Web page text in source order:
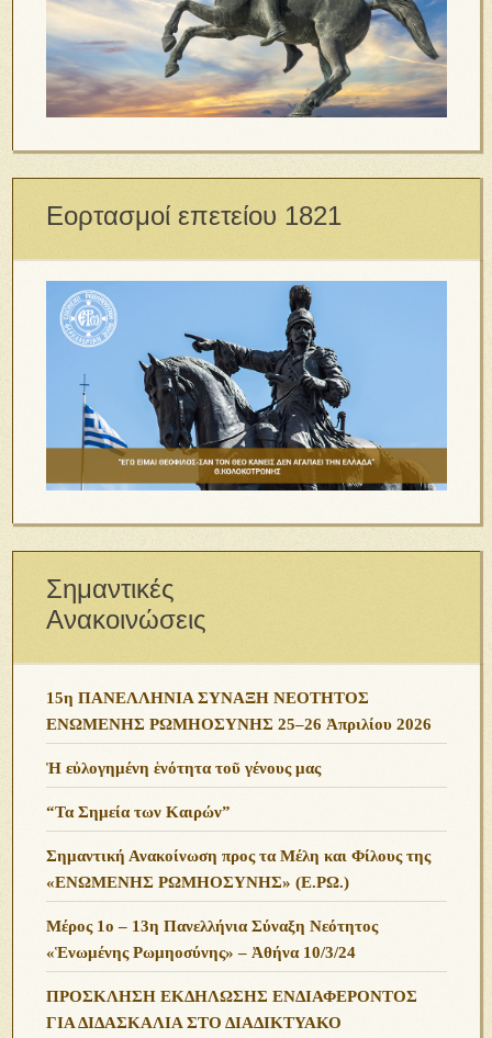
Εορτασμοί επετείου 1821
Σημαντικές
Ανακοινώσεις
15η ΠΑΝΕΛΛΗΝΙΑ ΣΥΝΑΞΗ ΝΕΟΤΗΤΟΣ
ΕΝΩΜΕΝΗΣ ΡΩΜΗΟΣΥΝΗΣ 25–26 Ἀπριλίου 2026
Ἡ εὐλογημένη ἑνότητα τοῦ γένους μας
“Τα Σημεία των Καιρών”
Σημαντική Ανακοίνωση προς τα Μέλη και Φίλους της
«ΕΝΩΜΕΝΗΣ ΡΩΜΗΟΣΥΝΗΣ» (Ε.ΡΩ.)
Μέρος 1ο – 13η Πανελλήνια Σύναξη Νεότητος
«Ἑνωμένης Ρωμηοσύνης» – Ἀθήνα 10/3/24
ΠΡΟΣΚΛΗΣΗ ΕΚΔΗΛΩΣΗΣ ΕΝΔΙΑΦΕΡΟΝΤΟΣ
ΓΙΑ ΔΙΔΑΣΚΑΛΙΑ ΣΤΟ ΔΙΑΔΙΚΤΥΑΚΟ